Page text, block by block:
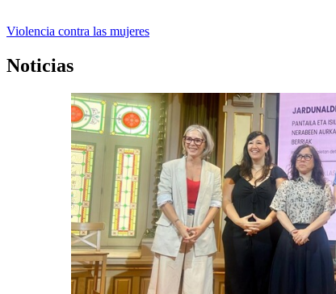
Violencia contra las mujeres
Noticias